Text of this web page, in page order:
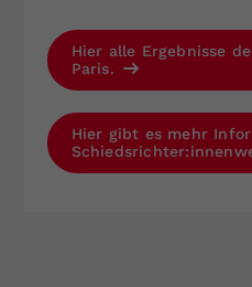
Hier alle Ergebnisse
Paris.
Hier gibt es mehr